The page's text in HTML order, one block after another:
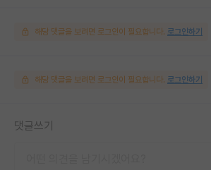
해당 댓글을 보려면 로그인이 필요합니다. 로그인하기
해당 댓글을 보려면 로그인이 필요합니다. 로그인하기
댓글쓰기